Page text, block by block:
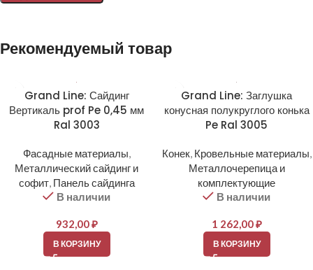
Рекомендуемый товар
Grand Line: Сайдинг
Вертикаль prof Pe 0,45 мм
Ral 3003
Фасадные материалы
Металлический сайдинг и
софит, Панель сайдинга
В наличии
932,00₽
В КОРЗИНУ
Grand Line: Заглушка
конусная полукруглого конька
Pe Ral 3005
Конек, Кровельные материалы
Металлочерепица и
комплектующие
В наличии
1 262,00₽
В КОРЗИНУ